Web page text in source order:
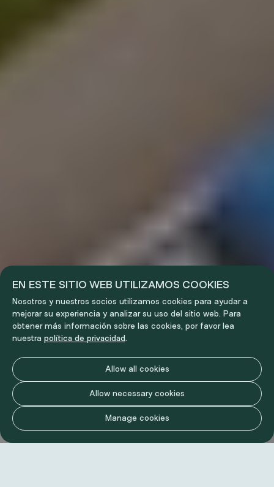
EN ESTE SITIO WEB UTILIZAMOS COOKIES
Nosotros y nuestros socios utilizamos cookies para ayudar a
mejorar su experiencia y analizar su uso del sitio web. Para
obtener más información sobre las cookies, por favor lea
nuestra política de privacidad.
Allow all cookies
Allow necessary cookies
Manage cookies